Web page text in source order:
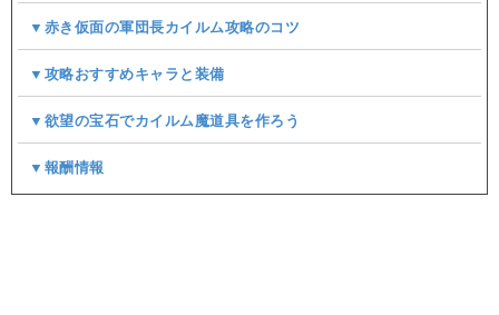
▼赤き仮面の軍団長カイルム攻略のコツ
▼攻略おすすめキャラと装備
▼欲望の宝石でカイルム魔道具を作ろう
▼報酬情報